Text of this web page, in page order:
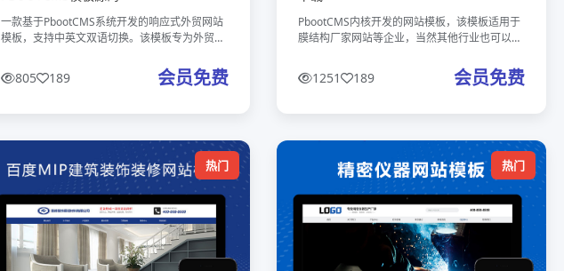
一款基于PbootCMS系统开发的响应式外贸网站
模板，支持中英文双语切换。该模板专为外贸行
图文内容即可快速适配其他行业需求。核心特
点：采用HTML5响应式布局
805 189 会员免费
PbootCMS内核开发的网站模板，该模板适用于
膜结构厂家网站等企业，当然其他行业也可以
适应手机端，同一个后台，数据即时同步，简单
适用！附带测试数据！ 友好的
1251 189 会员免费
热门 热门